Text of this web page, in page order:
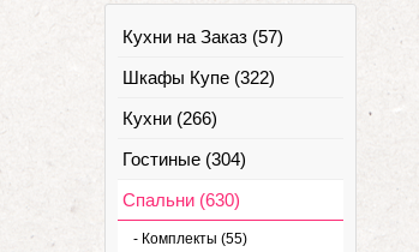
Кухни на Заказ (57)
Шкафы Купе (322)
Кухни (266)
Гостиные (304)
Спальни (630)
- Комплекты (55)